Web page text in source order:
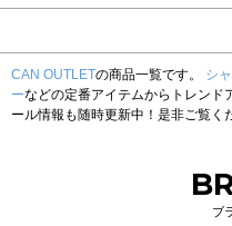
CAN OUTLETの商品一覧です。 シ
ーなどの定番アイテムからトレンド
ール情報も随時更新中！是非ご覧く
ブ